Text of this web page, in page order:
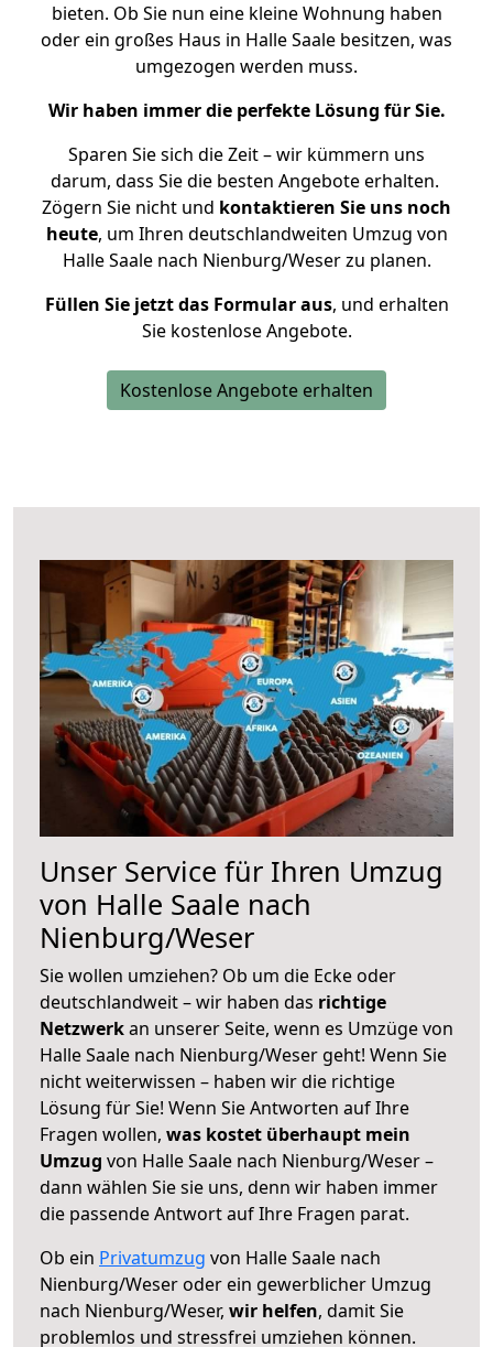
bieten. Ob Sie nun eine kleine Wohnung haben
oder ein großes Haus in Halle Saale besitzen, was
umgezogen werden muss.
Wir haben immer die perfekte Lösung für Sie.
Sparen Sie sich die Zeit – wir kümmern uns
darum, dass Sie die besten Angebote erhalten.
Zögern Sie nicht und kontaktieren Sie uns noch
heute, um Ihren deutschlandweiten Umzug von
Halle Saale nach Nienburg/Weser zu planen.
Füllen Sie jetzt das Formular aus, und erhalten
Sie kostenlose Angebote.
Kostenlose Angebote erhalten
Unser Service für Ihren Umzug
von Halle Saale nach
Nienburg/Weser
Sie wollen umziehen? Ob um die Ecke oder
deutschlandweit – wir haben das richtige
Netzwerkan unserer Seite, wenn es Umzüge von
Halle Saale nach Nienburg/Weser geht! Wenn Sie
nicht weiterwissen – haben wir die richtige
Lösung für Sie! Wenn Sie Antworten auf Ihre
Fragen wollen, was kostet überhaupt mein
Umzug von Halle Saale nach Nienburg/Weser –
dann wählen Sie sie uns, denn wir haben immer
die passende Antwort auf Ihre Fragen parat.
Ob ein Privatumzug von Halle Saale nach
Nienburg/Weser oder ein gewerblicher Umzug
nach Nienburg/Weser, wir helfen, damit Sie
problemlos und stressfrei umziehen können.